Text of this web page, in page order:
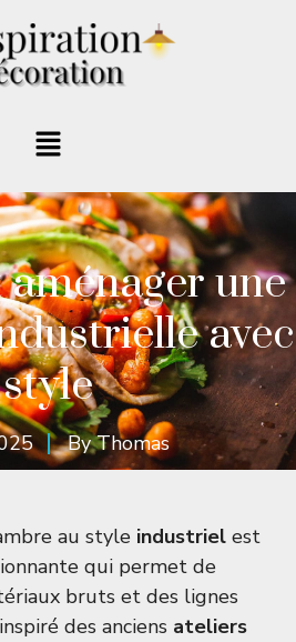
une
avec
style
ByThomas
au style industriel est
qui permet de
bruts et des lignes
des anciens ateliers